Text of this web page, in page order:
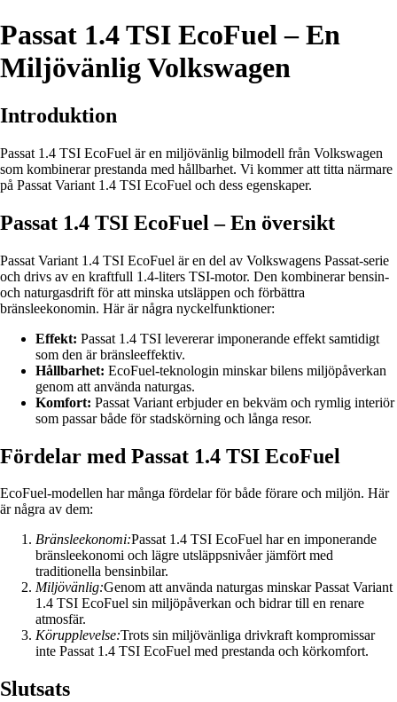
Passat 1.4 TSI EcoFuel – En
Miljövänlig Volkswagen
Introduktion
Passat 1.4 TSI EcoFuel är en miljövänlig bilmodell från Volkswagen
som kombinerar prestanda med hållbarhet. Vi kommer att titta närmare
på Passat Variant 1.4 TSI EcoFuel och dess egenskaper.
Passat 1.4 TSI EcoFuel – En översikt
Passat Variant 1.4 TSI EcoFuel är en del av Volkswagens Passat-serie
och drivs av en kraftfull 1.4-liters TSI-motor. Den kombinerar bensin-
och naturgasdrift för att minska utsläppen och förbättra
bränsleekonomin. Här är några nyckelfunktioner:
Effekt: Passat 1.4 TSI levererar imponerande effekt samtidigt
som den är bränsleeffektiv.
Hållbarhet: EcoFuel-teknologin minskar bilens miljöpåverkan
genom att använda naturgas.
Komfort: Passat Variant erbjuder en bekväm och rymlig interiör
som passar både för stadskörning och långa resor.
Fördelar med Passat 1.4 TSI EcoFuel
EcoFuel-modellen har många fördelar för både förare och miljön. Här
är några av dem:
Bränsleekonomi:Passat 1.4 TSI EcoFuel har en imponerande
bränsleekonomi och lägre utsläppsnivåer jämfört med
traditionella bensinbilar.
Miljövänlig:Genom att använda naturgas minskar Passat Variant
1.4 TSI EcoFuel sin miljöpåverkan och bidrar till en renare
atmosfär.
Körupplevelse:Trots sin miljövänliga drivkraft kompromissar
inte Passat 1.4 TSI EcoFuel med prestanda och körkomfort.
Slutsats